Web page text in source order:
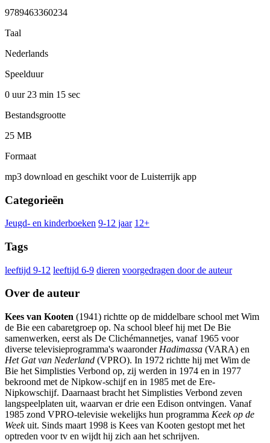
9789463360234
Taal
Nederlands
Speelduur
0 uur 23 min 15 sec
Bestandsgrootte
25 MB
Formaat
mp3 download en geschikt voor de Luisterrijk app
Categorieën
Jeugd- en kinderboeken 9-12 jaar 12+
Tags
leeftijd 9-12 leeftijd 6-9 dieren voorgedragen door de auteur
Over de auteur
Kees van Kooten (1941) richtte op de middelbare school met Wim
de Bie een cabaretgroep op. Na school bleef hij met De Bie
samenwerken, eerst als De Clichémannetjes, vanaf 1965 voor
diverse televisieprogramma's waaronder Hadimassa (VARA) en
Het Gat van Nederland (VPRO). In 1972 richtte hij met Wim de
Bie het Simplisties Verbond op, zij werden in 1974 en in 1977
bekroond met de Nipkow-schijf en in 1985 met de Ere-
Nipkowschijf. Daarnaast bracht het Simplisties Verbond zeven
langspeelplaten uit, waarvan er drie een Edison ontvingen. Vanaf
1985 zond VPRO-televisie wekelijks hun programma Keek op de
Weekuit. Sinds maart 1998 is Kees van Kooten gestopt met het
optreden voor tv en wijdt hij zich aan het schrijven.